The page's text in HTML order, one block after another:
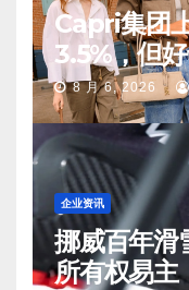
Capri集团
3.5%，但
Kors 在中
8 月 6, 2026
企业资讯
挪威百年滑
所有权易主